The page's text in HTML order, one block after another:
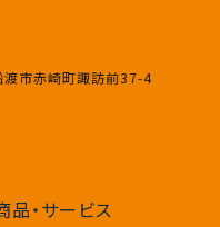
市赤崎町諏訪前37-4
品・サービス